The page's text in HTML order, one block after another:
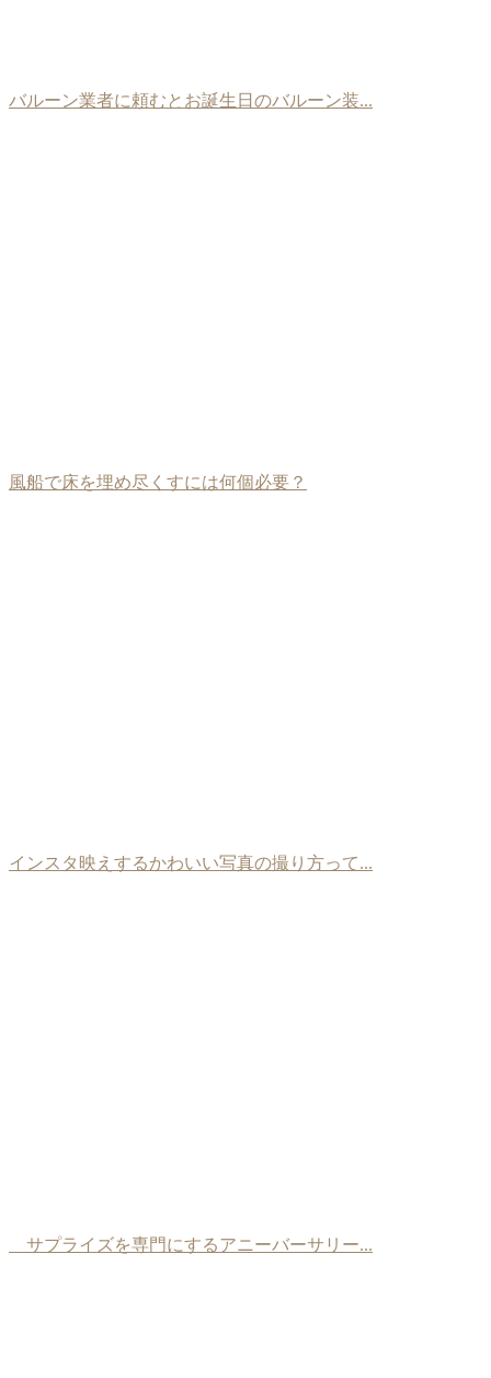
バルーン業者に頼むとお誕生日のバルーン装...
風船で床を埋め尽くすには何個必要？
インスタ映えするかわいい写真の撮り方って...
サプライズを専門にするアニーバーサリー...